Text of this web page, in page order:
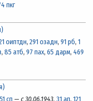
пкг
оиптдн, 291 озадн, 91 рб, 1
, 85 атб, 97 пах, 65 дарм, 469
сп — с 30.06.1943, 31 ап, 121